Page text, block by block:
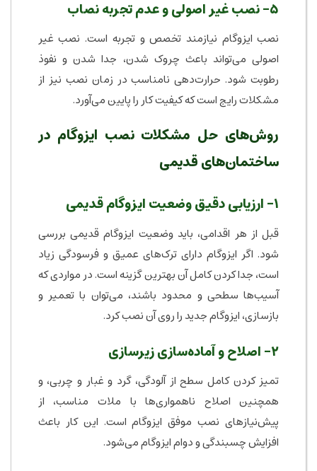
۵- نصب غیر اصولی و عدم تجربه نصاب
نصب ایزوگام نیازمند تخصص و تجربه است. نصب غیر
اصولی می‌تواند باعث چروک شدن، جدا شدن و نفوذ
رطوبت شود. حرارت‌دهی نامناسب در زمان نصب نیز از
مشکلات رایج است که کیفیت کار را پایین می‌آورد.
روش‌های حل مشکلات نصب ایزوگام در
ساختمان‌های قدیمی
۱- ارزیابی دقیق وضعیت ایزوگام قدیمی
قبل از هر اقدامی، باید وضعیت ایزوگام قدیمی بررسی
شود. اگر ایزوگام دارای ترک‌های عمیق و فرسودگی زیاد
است، جدا کردن کامل آن بهترین گزینه است. در مواردی که
آسیب‌ها سطحی و محدود باشند، می‌توان با تعمیر و
بازسازی، ایزوگام جدید را روی آن نصب کرد.
۲- اصلاح و آماده‌سازی زیرسازی
تمیز کردن کامل سطح از آلودگی، گرد و غبار و چربی، و
همچنین اصلاح ناهمواری‌ها با ملات مناسب، از
پیش‌نیازهای نصب موفق ایزوگام است. این کار باعث
افزایش چسبندگی و دوام ایزوگام می‌شود.